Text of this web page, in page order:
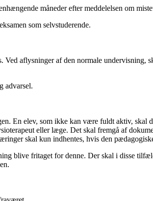
måneder efter meddelelsen om
som selvstuderende.
aflysninger af den normale undervisning,
advarsel.
En elev, som ikke kan være fuldt aktiv, skal
eller læge. Det skal fremgå af
skal kun indhentes, hvis den
blive fritaget for denne. Der skal i disse